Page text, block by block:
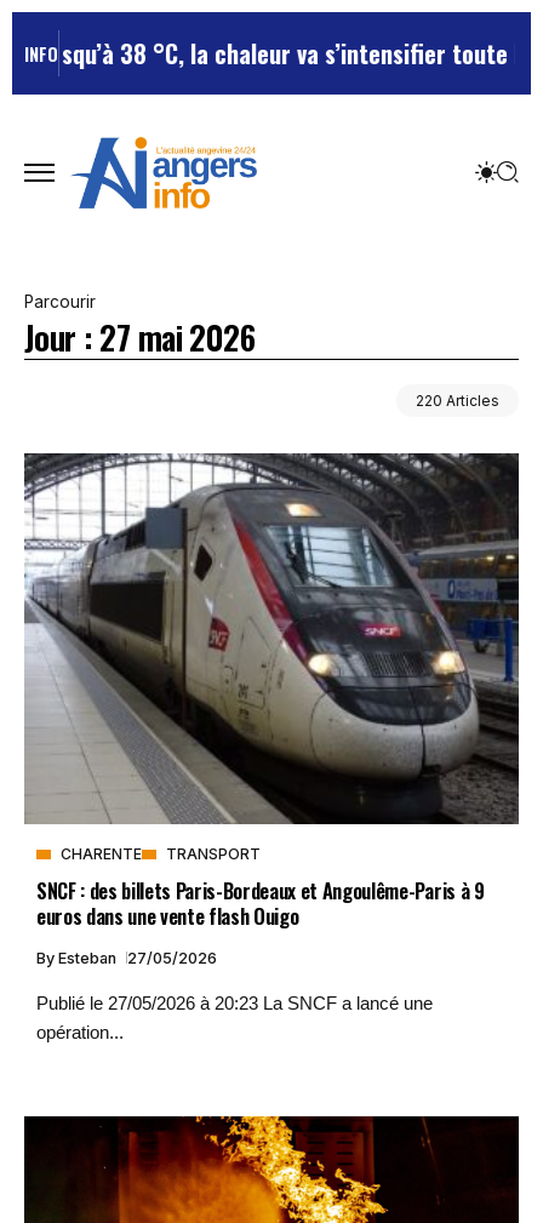
INFO
°C, la chaleur va s’intensifier toute la semaine
Parcourir
Jour : 27 mai 2026
220 Articles
CHARENTE TRANSPORT
SNCF : des billets Paris-Bordeaux et Angoulême-Paris à 9
euros dans une vente flash Ouigo
By Esteban 27/05/2026
Publié le 27/05/2026 à 20:23 La SNCF a lancé une
opération...